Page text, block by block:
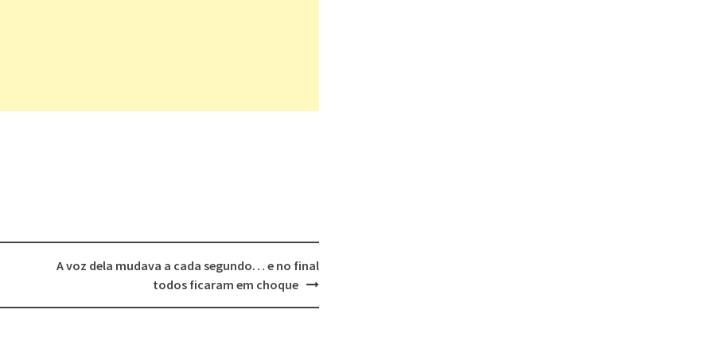
A voz dela mudava a cada segundo… e no final
todos ficaram em choque